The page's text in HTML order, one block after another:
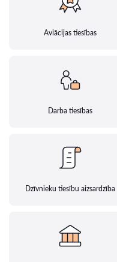
Aviācijas tiesības
Darba tiesības
Dzīvnieku tiesību aizsardzība